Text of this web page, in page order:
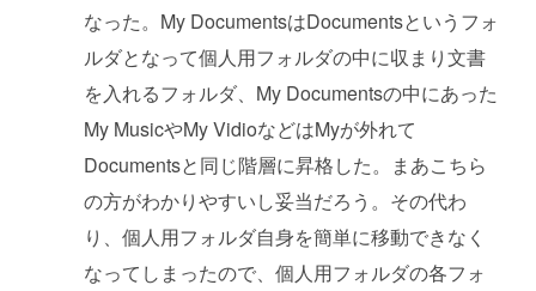
なった。My DocumentsはDocumentsというフォ
ルダとなって個人用フォルダの中に収まり文書
を入れるフォルダ、My Documentsの中にあった
My MusicやMy VidioなどはMyが外れて
Documentsと同じ階層に昇格した。まあこちら
の方がわかりやすいし妥当だろう。その代わ
り、個人用フォルダ自身を簡単に移動できなく
なってしまったので、個人用フォルダの各フォ